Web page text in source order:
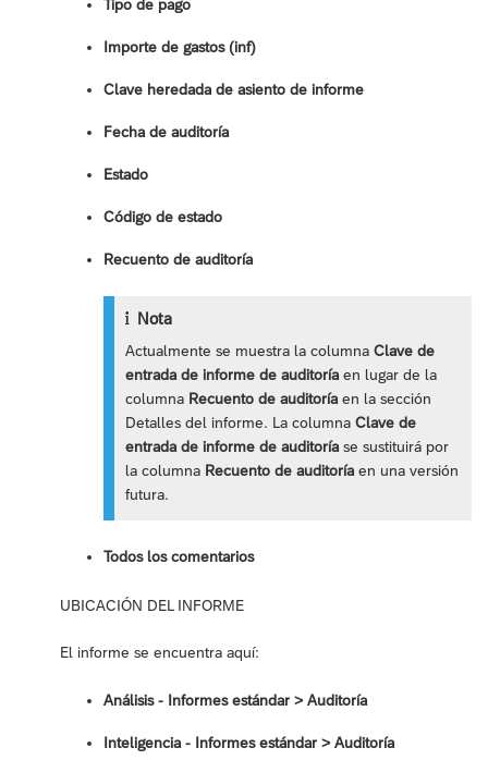
Tipo de pago
Importe de gastos (inf)
Clave heredada de asiento de informe
Fecha de auditoría
Estado
Código de estado
Recuento de auditoría
Nota
Actualmente se muestra la columnaClave de
entrada de informe de auditoría en lugar de la
columna Recuento de auditoría en la sección
Detalles del informe. La columnaClave de
entrada de informe de auditoría se sustituirá por
la columna Recuento de auditoría en una versión
futura.
Todos los comentarios
UBICACIÓN DEL INFORME
El informe se encuentra aquí:
Análisis - Informes estándar > Auditoría
Inteligencia - Informes estándar ‎> Auditoría